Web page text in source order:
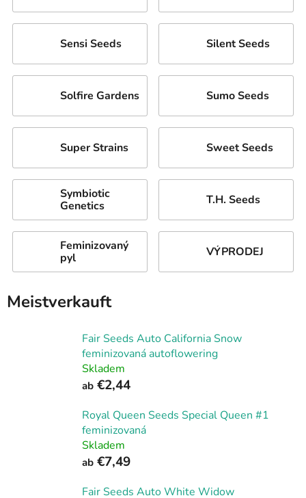
Sensi Seeds Silent Seeds
Solfire Gardens Sumo Seeds
Super Strains Sweet Seeds
Symbiotic
Genetics
T.H. Seeds
Feminizovaný
pyl
VÝPRODEJ
Meistverkauft
Fair Seeds Auto California Snow
feminizovaná autoflowering
Skladem
ab €2,44
Royal Queen Seeds Special Queen #1
feminizovaná
Skladem
ab €7,49
Fair Seeds Auto White Widow